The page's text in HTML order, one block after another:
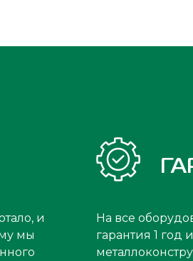
и
мы
На все
гарантия 1 год